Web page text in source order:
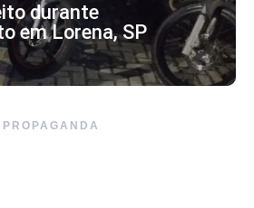
durante
em Lorena, SP
PROPAGANDA